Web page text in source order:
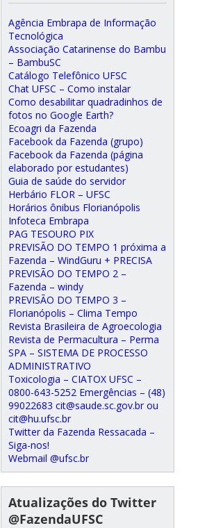
Agência Embrapa de Informação
Tecnológica
Associação Catarinense do Bambu
– BambuSC
Catálogo Telefônico UFSC
Chat UFSC – Como instalar
Como desabilitar quadradinhos de
fotos no Google Earth?
Ecoagri da Fazenda
Facebook da Fazenda (grupo)
Facebook da Fazenda (página
elaborado por estudantes)
Guia de saúde do servidor
Herbário FLOR – UFSC
Horários ônibus Florianópolis
Infoteca Embrapa
PAG TESOURO PIX
PREVISÃO DO TEMPO 1 próxima a
Fazenda – WindGuru + PRECISA
PREVISÃO DO TEMPO 2 –
Fazenda – windy
PREVISÃO DO TEMPO 3 –
Florianópolis – Clima Tempo
Revista Brasileira de Agroecologia
Revista de Permacultura – Perma
SPA – SISTEMA DE PROCESSO
ADMINISTRATIVO
Toxicologia – CIATOX UFSC –
0800-643-5252 Emergências – (48)
99022683 cit@saude.sc.gov.br ou
cit@hu.ufsc.br
Twitter da Fazenda Ressacada –
Siga-nos!
Webmail @ufsc.br
Atualizações do Twitter
@FazendaUFSC